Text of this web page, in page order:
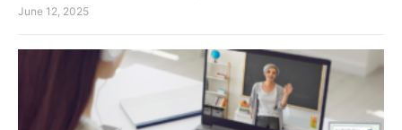
June 12, 2025